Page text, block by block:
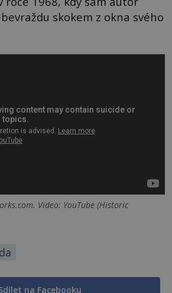
skokem z okna svého
Video: YouTube (Historic
na Facebooku